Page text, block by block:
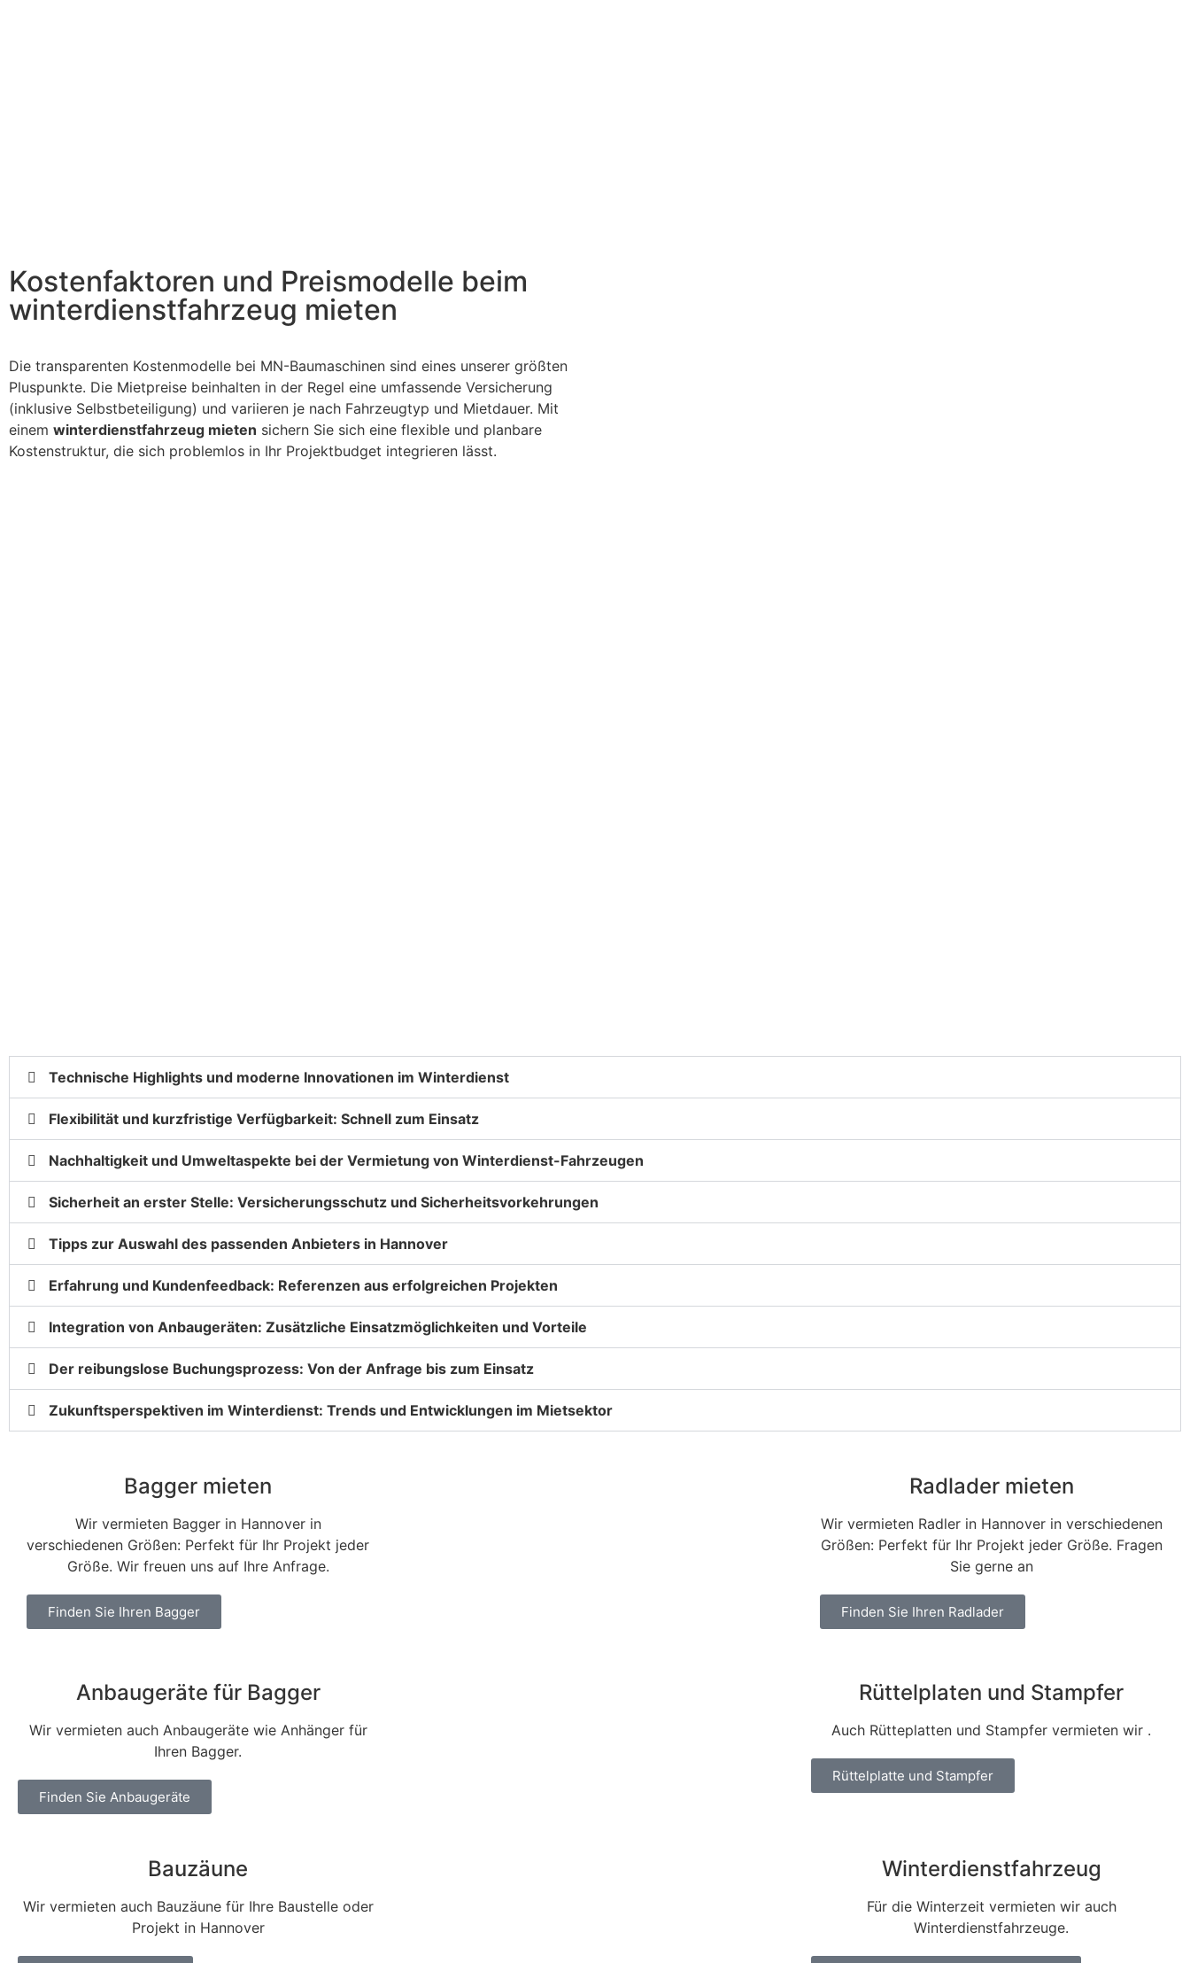
Kostenfaktoren und Preismodelle beim
winterdienstfahrzeug mieten
Die transparenten Kostenmodelle bei MN-Baumaschinen sind eines unserer größten
Pluspunkte. Die Mietpreise beinhalten in der Regel eine umfassende Versicherung
(inklusive Selbstbeteiligung) und variieren je nach Fahrzeugtyp und Mietdauer. Mit
einem winterdienstfahrzeug mieten sichern Sie sich eine flexible und planbare
Kostenstruktur, die sich problemlos in Ihr Projektbudget integrieren lässt.
Technische Highlights und moderne Innovationen im Winterdienst
Flexibilität und kurzfristige Verfügbarkeit: Schnell zum Einsatz
Nachhaltigkeit und Umweltaspekte bei der Vermietung von Winterdienst-Fahrzeugen
Sicherheit an erster Stelle: Versicherungsschutz und Sicherheitsvorkehrungen
Tipps zur Auswahl des passenden Anbieters in Hannover
Erfahrung und Kundenfeedback: Referenzen aus erfolgreichen Projekten
Integration von Anbaugeräten: Zusätzliche Einsatzmöglichkeiten und Vorteile
Der reibungslose Buchungsprozess: Von der Anfrage bis zum Einsatz
Zukunftsperspektiven im Winterdienst: Trends und Entwicklungen im Mietsektor
Bagger mieten
Wir vermieten Bagger in Hannover in
verschiedenen Größen: Perfekt für Ihr Projekt jeder
Größe. Wir freuen uns auf Ihre Anfrage.
Finden Sie Ihren Bagger
Radlader mieten
Wir vermieten Radler in Hannover in verschiedenen
Größen: Perfekt für Ihr Projekt jeder Größe. Fragen
Sie gerne an
Finden Sie Ihren Radlader
Anbaugeräte für Bagger
Wir vermieten auch Anbaugeräte wie Anhänger für
Ihren Bagger.
Finden Sie Anbaugeräte
Rüttelplaten und Stampfer
Auch Rütteplatten und Stampfer vermieten wir .
Rüttelplatte und Stampfer
Bauzäune
Wir vermieten auch Bauzäune für Ihre Baustelle oder
Projekt in Hannover
Winterdienstfahrzeug
Für die Winterzeit vermieten wir auch
Winterdienstfahrzeuge.